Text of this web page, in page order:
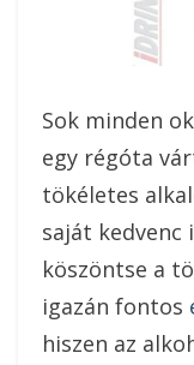
Sok minden
egy régóta
tökéletes
saját kedvenc
köszöntse a
igazán fontos
hiszen az